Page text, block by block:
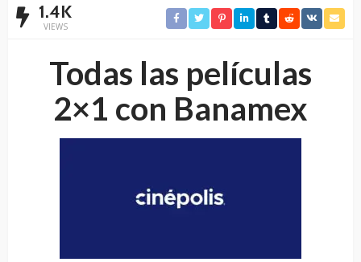
1.4K
VIEWS
Todas las películas
2×1 con Banamex